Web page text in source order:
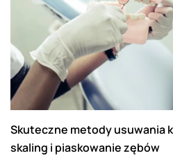
Skuteczne metody usuwania
skaling i piaskowanie zębów